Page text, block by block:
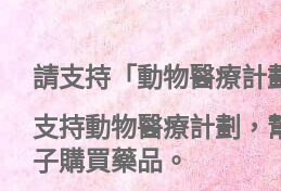
請支持「動物醫療計
支持動物醫療計劃 ，
子購買藥品。